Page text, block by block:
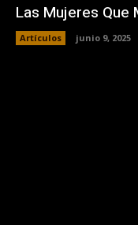
Las Mujeres Que
Artículos junio 9, 2025